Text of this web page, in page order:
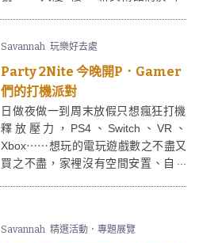
澳湛周生生》展覽介紹本地金飾業老
店創業數十載的歷史成就。《一新山
水：王無邪、黃孝逵、沈平、熊海》
展覽則是香港畫壇四大代表聯展，展
現傳統技法同時又見畫家銳意創新的
精神。 展覽入場費用全免。美術館會
於指定時間提供粵語，英語和普通話
導賞服務，有意隨團緊記要到一新美
術館的官方網站提早預約。
Savannah 玩樂好去處
Party 2Nite 今晚開P．Gamer
們的打機派對
日做夜做一到周末放假只想瘋狂打機
釋放壓力，PS4、Switch、VR、
Xbox⋯⋯想玩的電玩遊戲數之不盡又
買之不盡，家裡沒有空間安置、自己
2Nite這裡統統都有。
Savannah 精選活動．專題展覽